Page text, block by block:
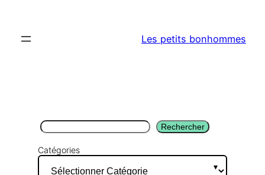
contenu
Les petits bonhommes
Rechercher Rechercher
Catégories